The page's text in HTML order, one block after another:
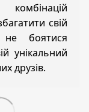
свій
боятися
унікальний
друзів.